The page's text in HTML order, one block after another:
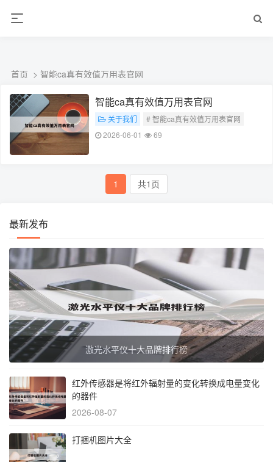
材经营部
首页 > 智能ca真有效值万用表官网
智能ca真有效值万用表官网
关于我们
# 智能ca真有效值万用表官网
2026-06-01
69
1 共1页
最新发布
激光水平仪十大品牌排行榜
红外传感器是将红外辐射量的变化转换成电量变化
的器件
2026-08-07
打捆机图片大全